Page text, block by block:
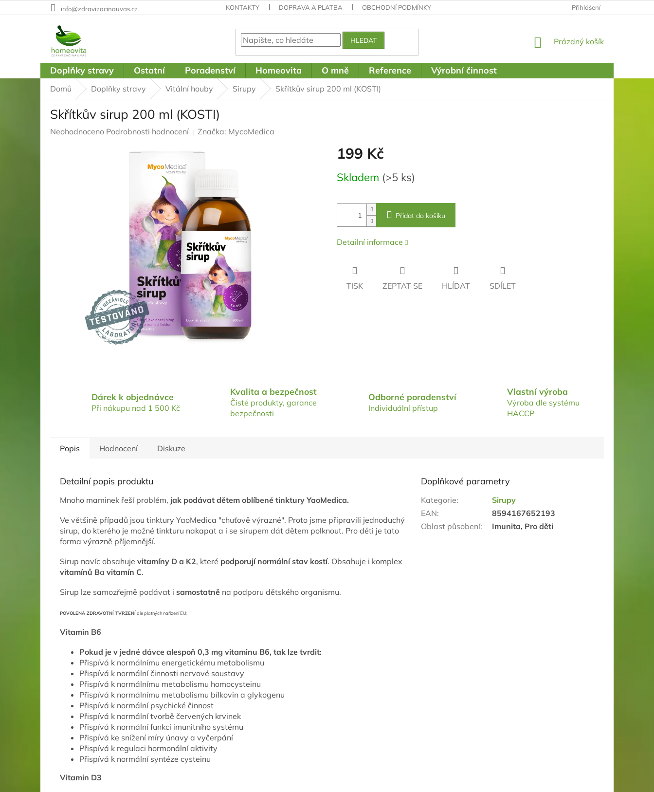
na
info@zdravizacinauvas.cz KONTAKTY DOPRAVA A PLATBA OBCHODNÍ PODMÍNKY PODMÍNKY OCHRANY OSOBNÍCH ÚDAJŮPřihlášení
HLEDAT
NÁKUPNÍ
Prázdný košík
Doplňky stravy Ostatní Poradenství Homeovita O mně Reference Výrobní činnost
Domů Doplňky stravy Vitální houby Sirupy Skřítkův sirup 200 ml (KOSTI)
Skřítkův sirup 200 ml (KOSTI)
Průměrné
Neohodnoceno Podrobnosti hodnocení Značka: MycoMedica
199 Kč
Měrná
cena:
Skladem (>5 ks)
Přidat do košíku
Detailní informace
TISK ZEPTAT SE HLÍDAT SDÍLET
Dárek k objednávce
Při nákupu nad 1 500 Kč
Kvalita a bezpečnost
Čisté produkty, garance
bezpečnosti
Odborné poradenství
Individuální přístup
Vlastní výroba
Výroba dle systému
HACCP
Popis Hodnocení Diskuze
Detailní popis produktu
Mnoho maminek řeší problém, jak podávat dětem oblíbené tinktury YaoMedica.
Ve většině případů jsou tinktury YaoMedica "chuťově výrazné". Proto jsme připravili jednoduchý
sirup, do kterého je možné tinkturu nakapat a i se sirupem dát dětem polknout. Pro děti je tato
forma výrazně příjemnější.
Sirup navíc obsahuje vitamíny D a K2, které podporují normální stav kostí. Obsahuje i komplex
vitamínů Ba vitamín C.
Sirup lze samozřejmě podávat i samostatně na podporu dětského organismu.
POVOLENÁ ZDRAVOTNÍ TVRZENÍdle platných nařízení EU:
Vitamin B6
Pokud je v jedné dávce alespoň 0,3 mg vitaminu B6, tak lze tvrdit:
Přispívá k normálnímu energetickému metabolismu
Přispívá k normální činnosti nervové soustavy
Přispívá k normálnímu metabolismu homocysteinu
Přispívá k normálnímu metabolismu bílkovin a glykogenu
Přispívá k normální psychické činnost
Přispívá k normální tvorbě červených krvinek
Přispívá k normální funkci imunitního systému
Přispívá ke snížení míry únavy a vyčerpání
Přispívá k regulaci hormonální aktivity
Přispívá k normální syntéze cysteinu
Vitamin D3
Doplňkové parametry
Kategorie:
Sirupy
EAN:
8594167652193
Oblast působení: Imunita, Pro děti